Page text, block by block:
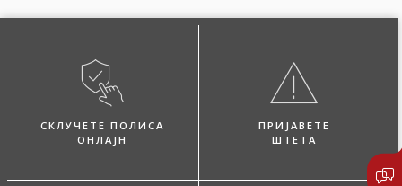
СКЛУЧЕТЕ ПОЛИСА
ОНЛАЈН
ПРИЈАВЕТЕ
ШТЕТА